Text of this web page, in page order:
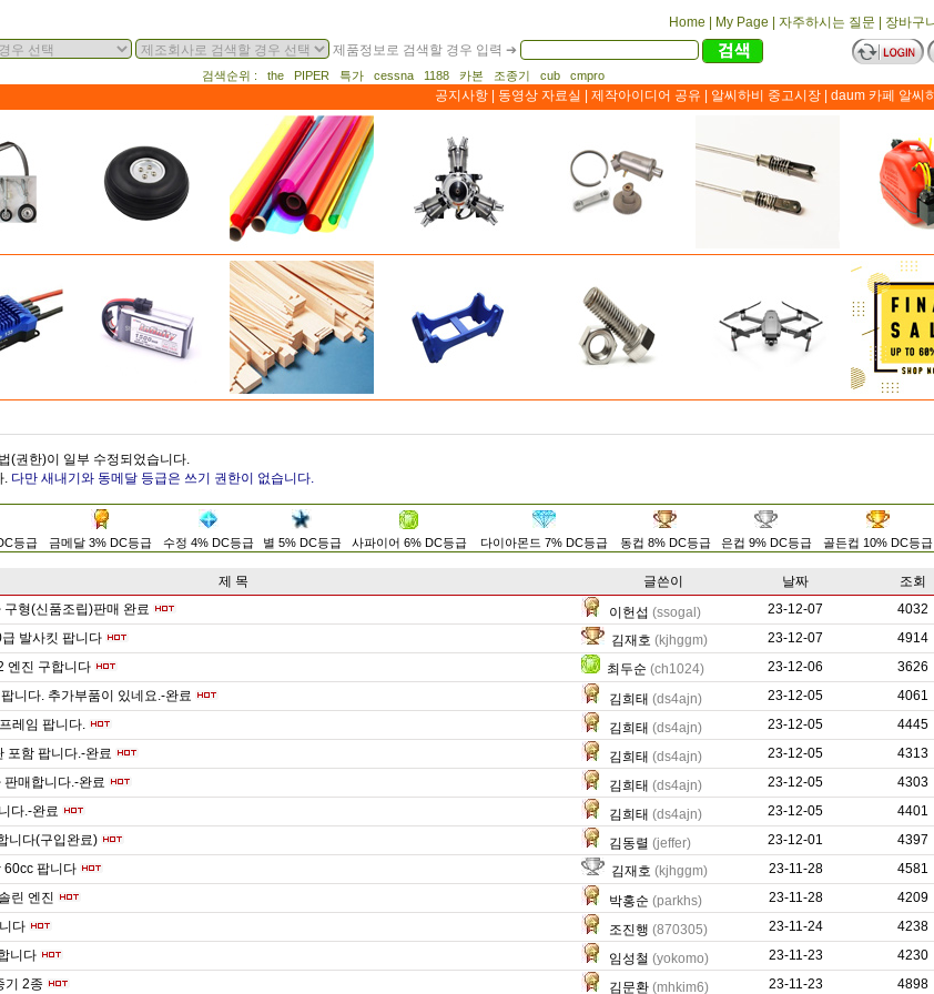
Home My Page 자주하시는 질문
장바구
제품정보로 검색할 경우 입력 ➔
검색순위 : the PIPER 특가 cessna 1188 카본 조종기 cub cmpro
공지사항 동영상 자료실 제작아이디어 공유 알씨하비 중고시장 daum 카페 알씨
(권한)이 일부 수정되었습니다.
. 다만 새내기와 동메달 등급은 쓰기 권한이 없습니다.
등급 금메달 3% DC등급 수정 4% DC등급 별 5% DC등급 사파이어 6% DC등급 다이아몬드 7% DC등급 동컵 8% DC등급 은컵 9% DC등급 골든컵 10% DC등급
제 목 글쓴이 날짜
조회
형(신품조립)판매 완료 이헌섭 (ssogal) 23-12-07
4032
발사킷 팝니다 김재호 (kjhggm) 23-12-07
4914
엔진 구합니다 최두순 (ch1024) 23-12-06
3626
니다. 추가부품이 있네요.-완료 김희태 (ds4ajn) 23-12-05
4061
레임 팝니다. 김희태 (ds4ajn) 23-12-05
4445
포함 팝니다.-완료 김희태 (ds4ajn) 23-12-05
4313
매합니다.-완료 김희태 (ds4ajn) 23-12-05
4303
다.-완료 김희태 (ds4ajn) 23-12-05
4401
니다(구입완료) 김동렬 (jeffer) 23-12-01
4397
60cc 팝니다 김재호 (kjhggm) 23-11-28
4581
린 엔진 박홍순 (parkhs) 23-11-28
4209
다 조진행 (870305) 23-11-24
4238
니다 임성철 (yokomo) 23-11-23
4230
기 2종 김문환 (mhkim6) 23-11-23 4898